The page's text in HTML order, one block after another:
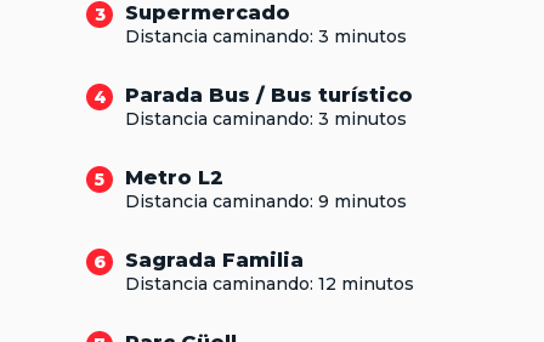
3 Supermercado
Distancia caminando: 3 minutos
4 Parada Bus / Bus turístico
Distancia caminando: 3 minutos
5 Metro L2
Distancia caminando: 9 minutos
6 Sagrada Familia
Distancia caminando: 12 minutos